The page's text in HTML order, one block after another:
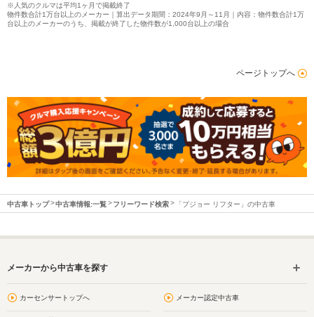
※人気のクルマは平均1ヶ月で掲載終了
物件数合計1万台以上のメーカー｜算出データ期間：2024年9月～11月｜内容：物件数合計1万
台以上のメーカーのうち、掲載が終了した物件数が1,000台以上の場合
ページトップへ
中古車トップ 中古車情報:一覧 フリーワード検索 「プジョー リフター」の中古車
メーカーから中古車を探す
カーセンサートップへ メーカー認定中古車